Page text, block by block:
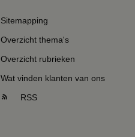
Sitemapping
Overzicht thema's
Overzicht rubrieken
Wat vinden klanten van ons
RSS